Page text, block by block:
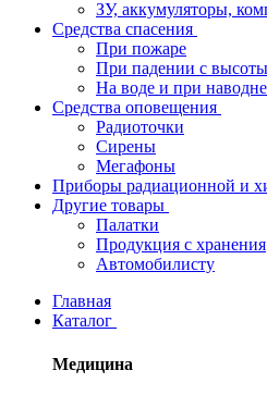
ЗУ, аккумуляторы,
Средства спасения
При пожаре
При падении с высоты
На воде и при
Средства оповещения
Радиоточки
Сирены
Мегафоны
Приборы радиационной и
Другие товары
Палатки
Продукция с хранения
Автомобилисту
Главная
Каталог
Медицина